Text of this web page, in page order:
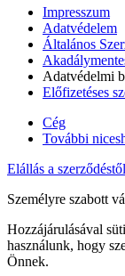
Impresszum
Adatvédelem
Általános
Adatvédelmi
Előfizetéses
Cég
További
Elállás a szerződéstől
Személyre szabott
Hozzájárulásával
használunk, hogy
Önnek.